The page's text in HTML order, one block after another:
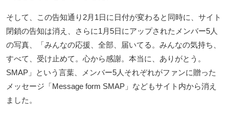
そして、この告知通り2月1日に日付が変わると同時に、サイト
閉鎖の告知は消え、さらに1月5日にアップされたメンバー5人
の写真、「みんなの応援、全部、届いてる。みんなの気持ち、
すべて、受け止めて。心から感謝。本当に、ありがとう。
SMAP」という言葉、メンバー5人それぞれがファンに贈った
メッセージ「Message form SMAP」などもサイト内から消え
ました。